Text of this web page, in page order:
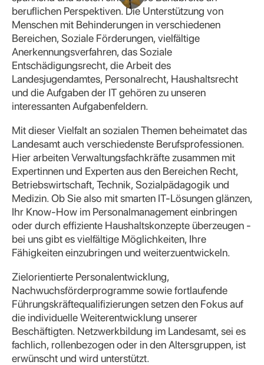
beruflichen Perspektiven. Die Unterstützung von
Menschen mit Behinderungen in verschiedenen
Bereichen, Soziale Förderungen, vielfältige
Anerkennungsverfahren, das Soziale
Entschädigungsrecht, die Arbeit des
Landesjugendamtes, Personalrecht, Haushaltsrecht
und die Aufgaben der IT gehören zu unseren
interessanten Aufgabenfeldern.
Mit dieser Vielfalt an sozialen Themen beheimatet das
Landesamt auch verschiedenste Berufsprofessionen.
Hier arbeiten Verwaltungsfachkräfte zusammen mit
Expertinnen und Experten aus den Bereichen Recht,
Betriebswirtschaft, Technik, Sozialpädagogik und
Medizin. Ob Sie also mit smarten IT-Lösungen glänzen,
Ihr Know-How im Personalmanagement einbringen
oder durch effiziente Haushaltskonzepte überzeugen -
bei uns gibt es vielfältige Möglichkeiten, Ihre
Fähigkeiten einzubringen und weiterzuentwickeln.
Zielorientierte Personalentwicklung,
Nachwuchsförderprogramme sowie fortlaufende
Führungskräftequalifizierungen setzen den Fokus auf
die individuelle Weiterentwicklung unserer
Beschäftigten. Netzwerkbildung im Landesamt, sei es
fachlich, rollenbezogen oder in den Altersgruppen, ist
erwünscht und wird unterstützt.